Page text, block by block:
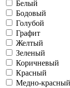
Белый
Бодовый
Голубой
Графит
Желтый
Зеленый
Коричневый
Красный
Медно-красный